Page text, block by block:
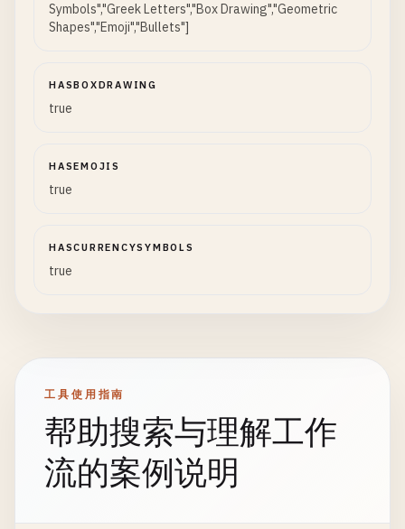
Symbols","Greek Letters","Box Drawing","Geometric
Shapes","Emoji","Bullets"]
HASBOXDRAWING
true
HASEMOJIS
true
HASCURRENCYSYMBOLS
true
工具使用指南
帮助搜索与理解工作
流的案例说明